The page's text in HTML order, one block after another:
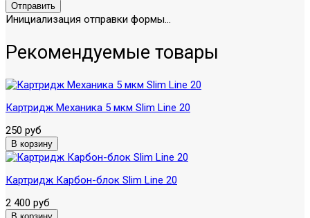
Отправить
Инициализация отправки формы...
Рекомендуемые товары
Картридж Механика 5 мкм Slim Line 20
250 руб
Картридж Карбон-блок Slim Line 20
2 400 руб